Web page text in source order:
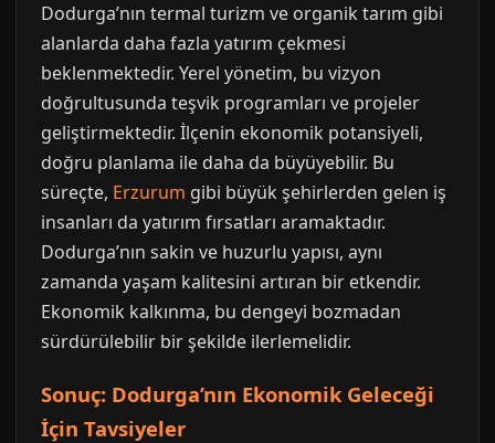
Dodurga’nın termal turizm ve organik tarım gibi
alanlarda daha fazla yatırım çekmesi
beklenmektedir. Yerel yönetim, bu vizyon
doğrultusunda teşvik programları ve projeler
geliştirmektedir. İlçenin ekonomik potansiyeli,
doğru planlama ile daha da büyüyebilir. Bu
süreçte, Erzurum gibi büyük şehirlerden gelen iş
insanları da yatırım fırsatları aramaktadır.
Dodurga’nın sakin ve huzurlu yapısı, aynı
zamanda yaşam kalitesini artıran bir etkendir.
Ekonomik kalkınma, bu dengeyi bozmadan
sürdürülebilir bir şekilde ilerlemelidir.
Sonuç: Dodurga’nın Ekonomik Geleceği
İçin Tavsiyeler